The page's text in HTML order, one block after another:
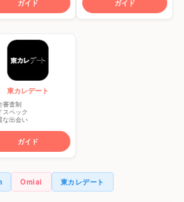
ガイド ガイド
東カレデート
審査制
スペック
な出会い
ガイド
Omiai 東カレデート